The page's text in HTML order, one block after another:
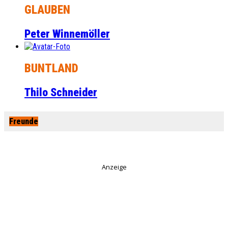
GLAUBEN
Peter Winnemöller
BUNTLAND
Thilo Schneider
Freunde
Anzeige